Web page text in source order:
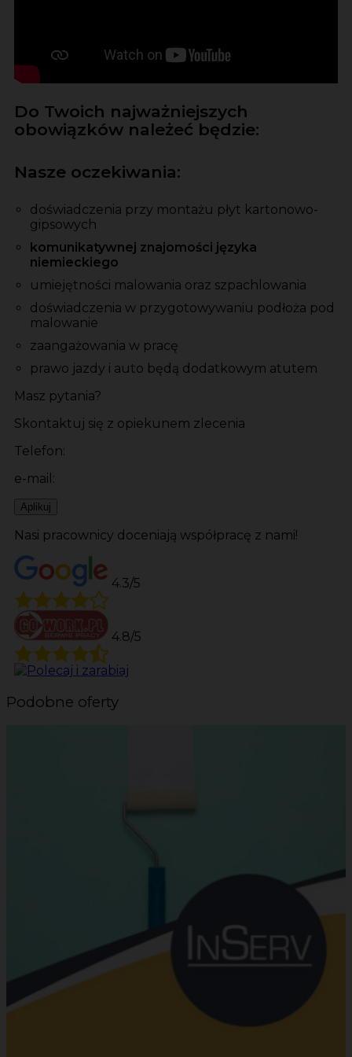
Do Twoich najważniejszych
obowiązków należeć będzie:
Nasze oczekiwania:
doświadczenia przy montażu płyt kartonowo-
gipsowych
komunikatywnej znajomości języka
niemieckiego
umiejętności malowania oraz szpachlowania
doświadczenia w przygotowywaniu podłoża pod
malowanie
zaangażowania w pracę
prawo jazdy i auto będą dodatkowym atutem
Masz pytania?
Skontaktuj się z opiekunem zlecenia
Telefon:
e-mail:
Aplikuj
Nasi pracownicy doceniają współpracę z nami!
4.3/5
4.8/5
Podobne oferty